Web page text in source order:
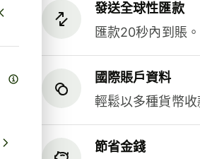
發送全球性匯款
匯款20秒內到賬。
國際賬戶資料
輕鬆以多種貨幣
節省金錢